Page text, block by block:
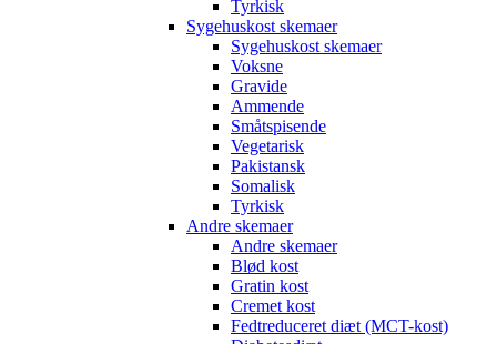
Tyrkisk
Sygehuskost skemaer
Sygehuskost skemaer
Voksne
Gravide
Ammende
Småtspisende
Vegetarisk
Pakistansk
Somalisk
Tyrkisk
Andre skemaer
Andre skemaer
Blød kost
Gratin kost
Cremet kost
Fedtreduceret diæt (MCT-kost)